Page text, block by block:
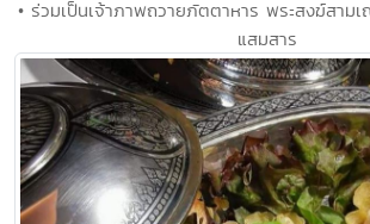
• ร่วมเป็นเจ้าภาพถวายภัตตาหาร พระสงฆ์สาม
แสมสาร